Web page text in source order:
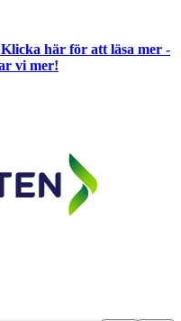
Klicka här för att läsa mer -
vi mer!